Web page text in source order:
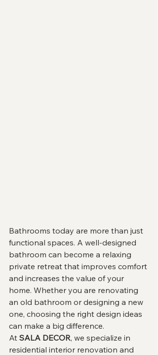
Bathrooms today are more than just
functional spaces. A well-designed
bathroom can become a relaxing
private retreat that improves comfort
and increases the value of your
home. Whether you are renovating
an old bathroom or designing a new
one, choosing the right design ideas
can make a big difference.
At SALA DECOR, we specialize in
residential interior renovation and